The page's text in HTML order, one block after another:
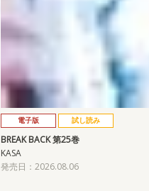
電子版 試し読み
BREAK BACK 第25巻
KASA
発売日：2026.08.06